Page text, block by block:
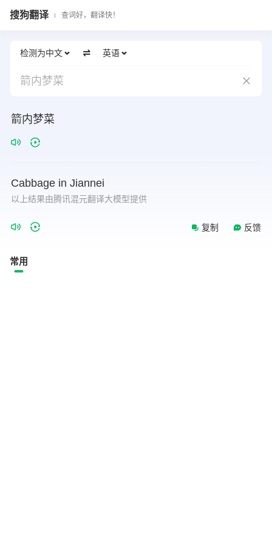
搜狗翻译 查词好，翻译快！
检测为中文 英语
箭内梦菜
箭内梦菜
Cabbage in Jiannei
以上结果由腾讯混元翻译大模型提供
复制 反馈
常用